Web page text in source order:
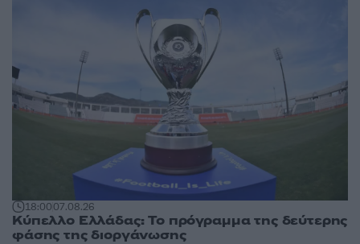
18:0007.08.26
Κύπελλο Ελλάδας: Το πρόγραμμα της δεύτερης
φάσης της διοργάνωσης